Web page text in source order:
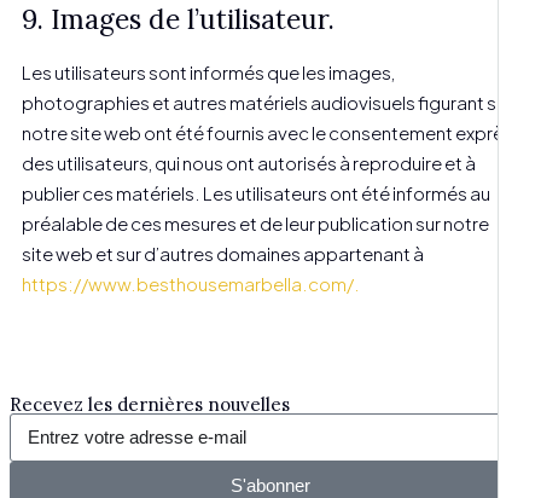
9. Images de l’utilisateur.
Les utilisateurs sont informés que les images,
photographies et autres matériels audiovisuels figurant sur
notre site web ont été fournis avec le consentement exprès
des utilisateurs, qui nous ont autorisés à reproduire et à
publier ces matériels. Les utilisateurs ont été informés au
préalable de ces mesures et de leur publication sur notre
site web et sur d’autres domaines appartenant à
https://www.besthousemarbella.com/.
Recevez les dernières nouvelles
S'abonner